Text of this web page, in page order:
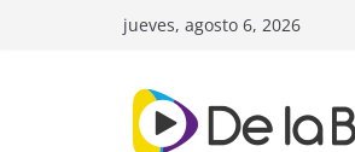
jueves, agosto 6, 2026